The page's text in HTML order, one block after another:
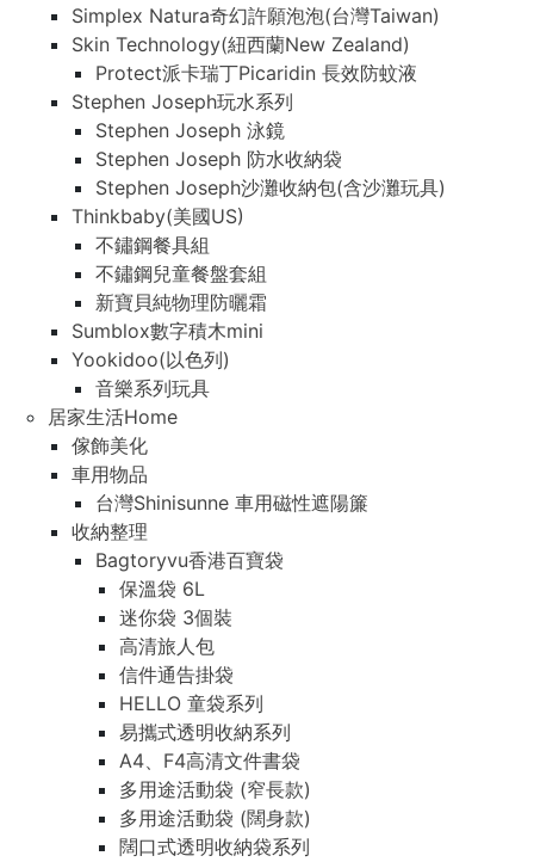
Simplex Natura奇幻許願泡泡(台灣Taiwan)
Skin Technology(紐西蘭New Zealand)
Protect派卡瑞丁Picaridin 長效防蚊液
Stephen Joseph玩水系列
Stephen Joseph 泳鏡
Stephen Joseph 防水收納袋
Stephen Joseph沙灘收納包(含沙灘玩具)
Thinkbaby(美國US)
不鏽鋼餐具組
不鏽鋼兒童餐盤套組
新寶貝純物理防曬霜
Sumblox數字積木mini
Yookidoo(以色列)
音樂系列玩具
居家生活Home
傢飾美化
車用物品
台灣Shinisunne 車用磁性遮陽簾
收納整理
Bagtoryvu香港百寶袋
保溫袋 6L
迷你袋 3個裝
高清旅人包
信件通告掛袋
HELLO 童袋系列
易攜式透明收納系列
A4、F4高清文件書袋
多用途活動袋 (窄長款)
多用途活動袋 (闊身款)
闊口式透明收納袋系列